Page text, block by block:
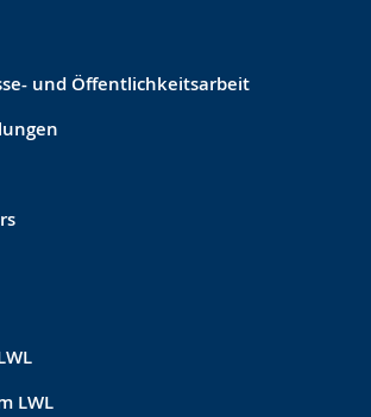
und Öffentlichkeitsarbeit
LWL